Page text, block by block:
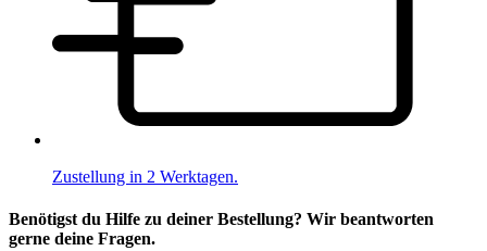
Zustellung in 2 Werktagen.
Benötigst du Hilfe zu deiner Bestellung? Wir beantworten
gerne deine Fragen.